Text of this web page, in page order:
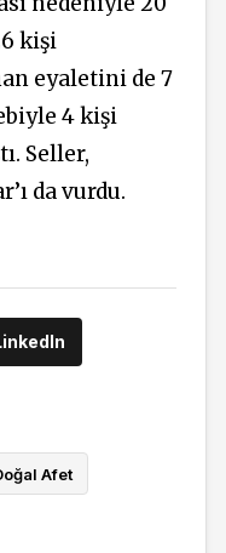
kişi
eyaletini de 7
4 kişi
Seller,
da vurdu.
Afet